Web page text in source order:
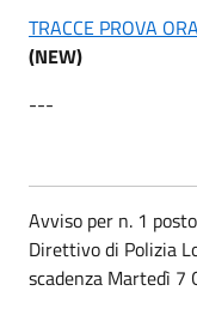
TRACCE PROVA
(NEW)
---
Avviso per n. 1
Direttivo di Polizia
scadenza Martedì 7